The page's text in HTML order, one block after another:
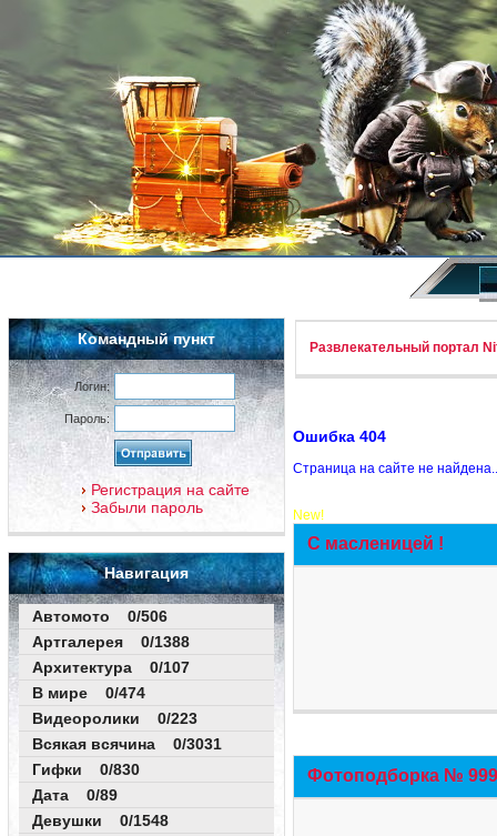
Командный пункт
Логин:
Пароль:
Регистрация на сайте
Забыли пароль
Навигация
Автомото 0/506
Артгалерея 0/1388
Архитектура 0/107
В мире 0/474
Видеоролики 0/223
Всякая всячина 0/3031
Гифки 0/830
Дата 0/89
Девушки 0/1548
Развлекательный портал
Ошибка 404
Страница на сайте не
New!
С масленицей !
Фотоподборка №